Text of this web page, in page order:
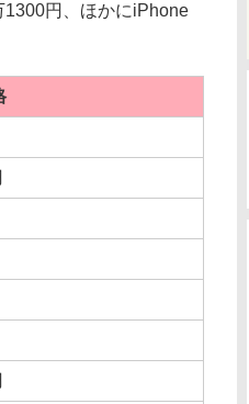
円、ほかにiPhone